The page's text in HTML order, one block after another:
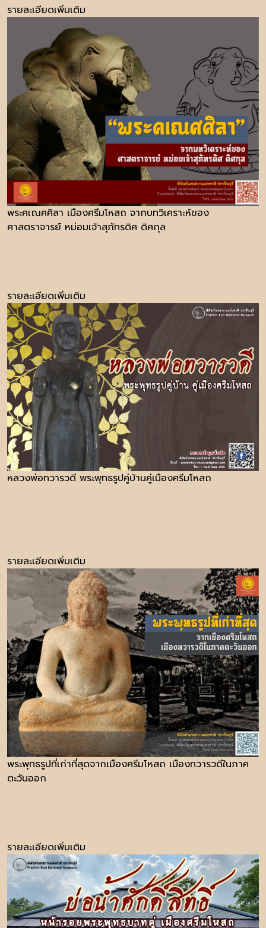
รายละเอียดเพิ่มเติม
พระคเณศศิลา เมืองศรีมโหสถ จากบทวิเคราะห์ของ
ศาสตราจารย์ หม่อมเจ้าสุภัทรดิศ ดิศกุล
รายละเอียดเพิ่มเติม
หลวงพ่อทวารวดี พระพุทธรูปคู่บ้านคู่เมืองศรีมโหสถ
รายละเอียดเพิ่มเติม
พระพุทธรูปที่เก่าที่สุดจากเมืองศรีมโหสถ เมืองทวารวดีในภาค
ตะวันออก
รายละเอียดเพิ่มเติม